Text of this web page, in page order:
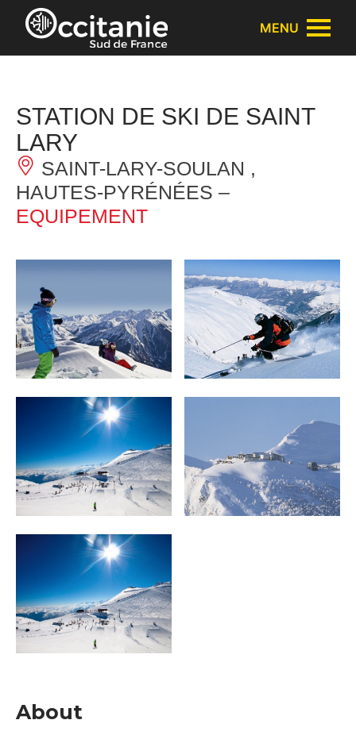
Cookies management panel
MENU
STATION DE SKI DE SAINT
LARY
SAINT-LARY-SOULAN ,
HAUTES-PYRÉNÉES –
EQUIPEMENT
About